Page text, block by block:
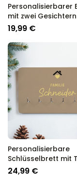
Personalisierbarer
mit zwei
Logo
19,99 €
Personalisierbare
Schlüsselbrett mit
Symbol
24,99 €